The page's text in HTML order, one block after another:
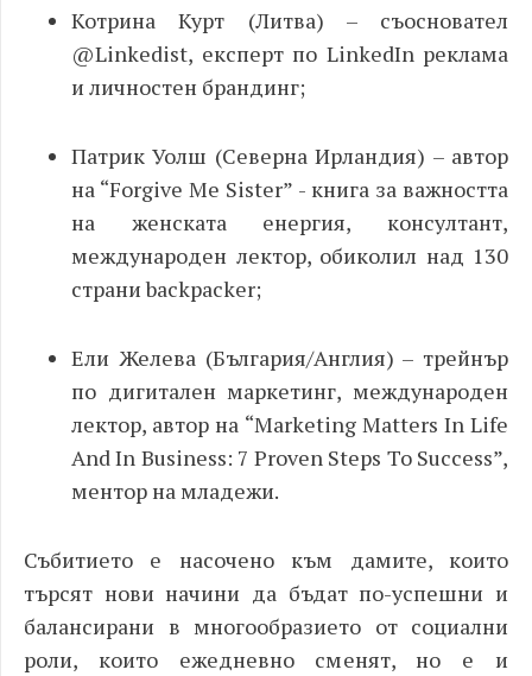
Котрина Курт (Литва) – съосновател
@Linkedist, експерт по LinkedIn реклама
и личностен брандинг;
Патрик Уолш (Северна Ирландия) – автор
на “Forgive Me Sister” - книга за важността
на женската енергия, консултант,
международен лектор, обиколил над 130
страни backpacker;
Ели Желева (България/Англия) – трейнър
по дигитален маркетинг, международен
лектор, автор на “Marketing Matters In Life
And In Business: 7 Proven Steps To Success”,
ментор на младежи.
Събитието е насочено към дамите, които
търсят нови начини да бъдат по-успешни и
балансирани в многообразието от социални
роли, които ежедневно сменят, но е и